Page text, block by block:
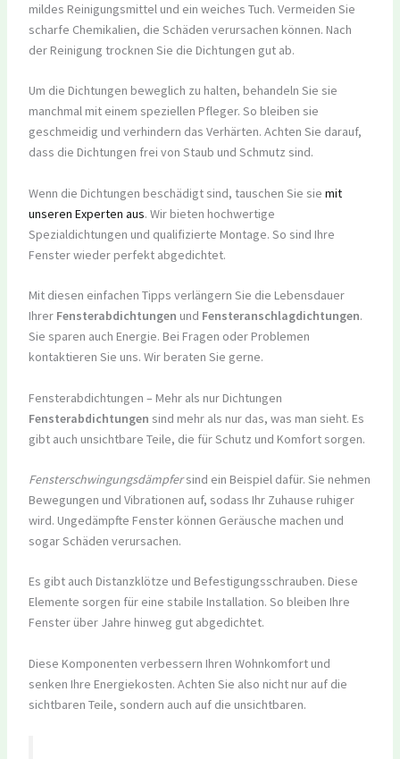
mildes Reinigungsmittel und ein weiches Tuch. Vermeiden Sie
scharfe Chemikalien, die Schäden verursachen können. Nach
der Reinigung trocknen Sie die Dichtungen gut ab.
Um die Dichtungen beweglich zu halten, behandeln Sie sie
manchmal mit einem speziellen Pfleger. So bleiben sie
geschmeidig und verhindern das Verhärten. Achten Sie darauf,
dass die Dichtungen frei von Staub und Schmutz sind.
Wenn die Dichtungen beschädigt sind, tauschen Sie sie mit
unseren Experten aus. Wir bieten hochwertige
Spezialdichtungen und qualifizierte Montage. So sind Ihre
Fenster wieder perfekt abgedichtet.
Mit diesen einfachen Tipps verlängern Sie die Lebensdauer
Ihrer Fensterabdichtungen und Fensteranschlagdichtungen.
Sie sparen auch Energie. Bei Fragen oder Problemen
kontaktieren Sie uns. Wir beraten Sie gerne.
Fensterabdichtungen – Mehr als nur Dichtungen
Fensterabdichtungen sind mehr als nur das, was man sieht. Es
gibt auch unsichtbare Teile, die für Schutz und Komfort sorgen.
Fensterschwingungsdämpfersind ein Beispiel dafür. Sie nehmen
Bewegungen und Vibrationen auf, sodass Ihr Zuhause ruhiger
wird. Ungedämpfte Fenster können Geräusche machen und
sogar Schäden verursachen.
Es gibt auch Distanzklötze und Befestigungsschrauben. Diese
Elemente sorgen für eine stabile Installation. So bleiben Ihre
Fenster über Jahre hinweg gut abgedichtet.
Diese Komponenten verbessern Ihren Wohnkomfort und
senken Ihre Energiekosten. Achten Sie also nicht nur auf die
sichtbaren Teile, sondern auch auf die unsichtbaren.